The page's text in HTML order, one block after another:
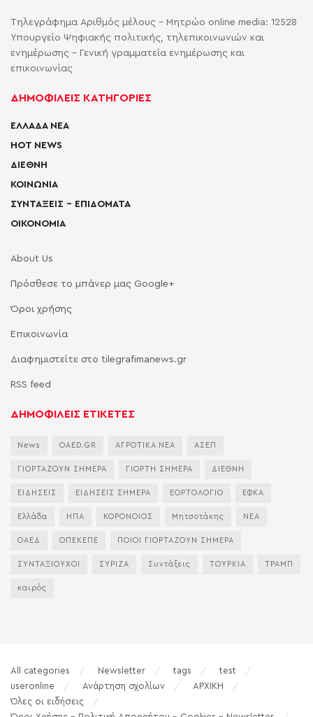
Τηλεγράφημα Αριθμός μέλους - Μητρώο online media: 12528
Υπουργείο Ψηφιακής πολιτικής, τηλεπικοινωνιών και
ενημέρωσης - Γενική γραμματεία ενημέρωσης και
επικοινωνίας
ΔΗΜΟΦΙΛΕΙΣ ΚΑΤΗΓΟΡΙΕΣ
ΕΛΛΑΔΑ ΝΕΑ
HOT NEWS
ΔΙΕΘΝΗ
ΚΟΙΝΩΝΙΑ
ΣΥΝΤΑΞΕΙΣ – ΕΠΙΔΟΜΑΤΑ
ΟΙΚΟΝΟΜΙΑ
About Us
Πρόσθεσε το μπάνερ μας Google+
Όροι χρήσης
Επικοινωνία
Διαφημιστείτε στο tilegrafimanews.gr
RSS feed
ΔΗΜΟΦΙΛΕΙΣ ΕΤΙΚΕΤΕΣ
News OAED.GR ΑΓΡΟΤΙΚΑ ΝΕΑ ΑΣΕΠ
ΓΙΟΡΤΑΖΟΥΝ ΣΗΜΕΡΑ ΓΙΟΡΤΗ ΣΗΜΕΡΑ ΔΙΕΘΝΗ
ΕΙΔΗΣΕΙΣ ΕΙΔΗΣΕΙΣ ΣΗΜΕΡΑ ΕΟΡΤΟΛΟΓΙΟ ΕΦΚΑ
Ελλάδα ΗΠΑ ΚΟΡΟΝΟΙΟΣ Μητσοτάκης ΝΕΑ
ΟΑΕΔ ΟΠΕΚΕΠΕ ΠΟΙΟΙ ΓΙΟΡΤΑΖΟΥΝ ΣΗΜΕΡΑ
ΣΥΝΤΑΞΙΟΥΧΟΙ ΣΥΡΙΖΑ Συντάξεις ΤΟΥΡΚΙΑ ΤΡΑΜΠ
καιρός
All categories Newsletter tags
test
useronline
Ανάρτηση σχολίων
ΑΡΧΙΚΗ
Όλες οι ειδήσεις